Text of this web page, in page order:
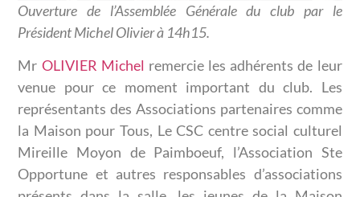
Ouverture de l’Assemblée Générale du club par le
Président Michel Olivier à 14h15.
Mr OLIVIER Michel remercie les adhérents de leur
venue pour ce moment important du club. Les
représentants des Associations partenaires comme
la Maison pour Tous, Le CSC centre social culturel
Mireille Moyon de Paimboeuf, l’Association Ste
Opportune et autres responsables d’associations